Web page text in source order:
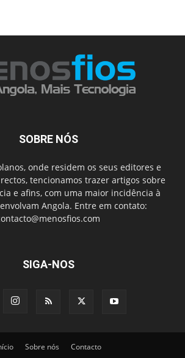
SOBRE NÓS
onde residem os seus editores e
tencionamos trazer artigos sobre
e afins, com uma maior incidência à
Angola. Entre em contato:
SIGA-NOS
Sobre nós Contacto